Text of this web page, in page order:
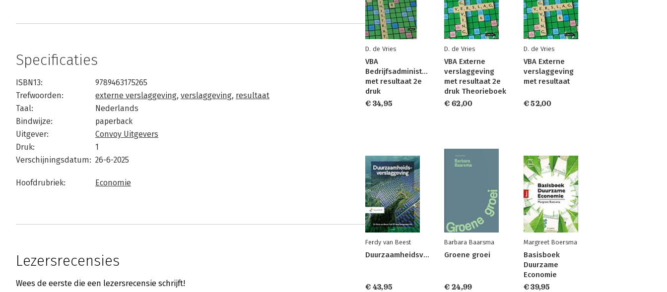
Specificaties
ISBN13:
9789463175265
Trefwoorden:
externe verslaggeving, verslaggeving, resultaat
Taal:
Nederlands
Bindwijze:
paperback
Uitgever:
Convoy Uitgevers
Druk:
1
Verschijningsdatum: 26-6-2025
Hoofdrubriek: Economie
Lezersrecensies
Wees de eerste die een lezersrecensie schrijft!
D. de Vries
VBA
Bedrijfsadministratie
met resultaat 2e
druk
€ 34,95
D. de Vries
VBA Externe
verslaggeving
met resultaat 2e
druk Theorieboek
€ 62,00
D. de Vries
VBA Externe
verslaggeving
met resultaat
€ 52,00
Ferdy van Beest
Duurzaamheidsverslaggeving
€ 43,95
Barbara Baarsma
Groene groei
€ 24,99
Margreet Boersma
Basisboek
Duurzame
Economie
€ 39,95